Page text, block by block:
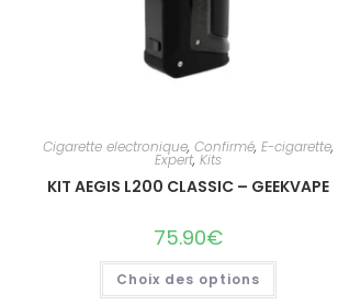
Cigarette electronique, Confirmé, E-cigarette,
Expert, Kits
KIT AEGIS L200 CLASSIC – GEEKVAPE
75.90€
Choix des options